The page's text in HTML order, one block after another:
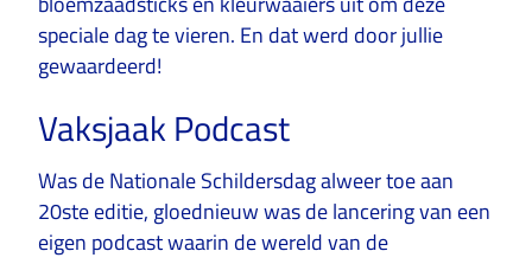
speciale dag te vieren. En dat werd door jullie
gewaardeerd!
Vaksjaak Podcast
Was de Nationale Schildersdag alweer toe aan
20ste editie, gloednieuw was de lancering van een
eigen podcast waarin de wereld van de